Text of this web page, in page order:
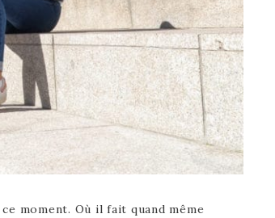
moment. Où il fait quand même